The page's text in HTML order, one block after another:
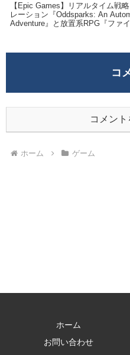
【Epic Games】リアルタイム戦略
レーション『Oddsparks: An
Adventure』と放置系RPG『ファイ
コ
コメン
ホーム ゲーム
ホーム
お問い合わせ